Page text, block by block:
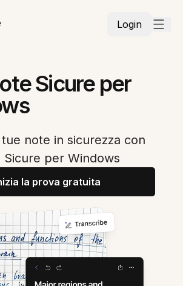
Login
Sicure per
note in sicurezza con
per Windows
la prova gratuita